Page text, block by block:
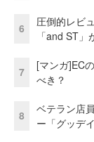
6
圧倒的レビ
「and ST」
7
[マンガ]EC
べき？
8
ベテラン店
ー「グッデ